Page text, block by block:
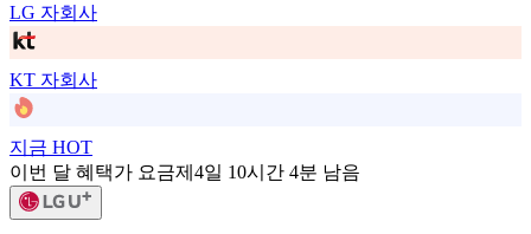
LG 자회사
KT 자회사
지금 HOT
이번 달 혜택가 요금제 4일 10시간 4분 남음